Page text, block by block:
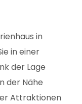
in
in einer
der Lage
der Nähe
Attraktionen